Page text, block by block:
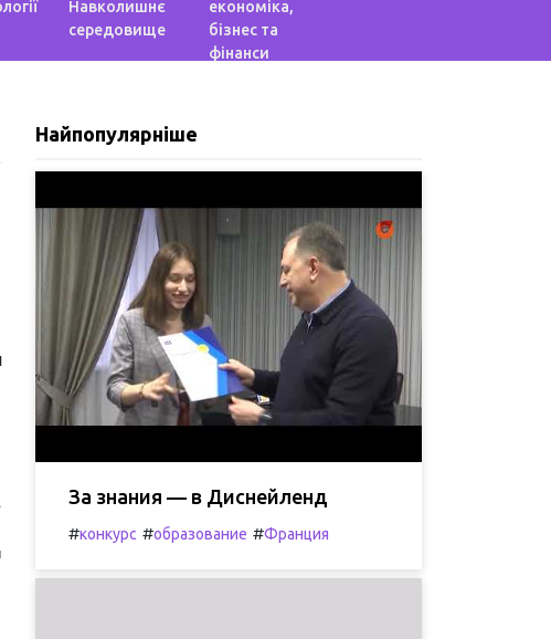
Навколишнє
середовище
економіка,
бізнес та
фінанси
Найпопулярніше
За знания — в Диснейленд
#конкурс #образование #Франция